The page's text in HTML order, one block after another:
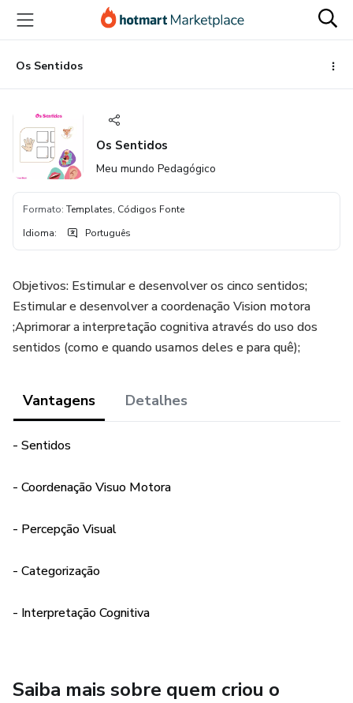
para
conteúdo
principal
para
pagamento
para
rodapé
Os Sentidos
Os Sentidos
Meu mundo Pedagógico
Formato: Templates, Códigos Fonte
Idioma: Português
Objetivos: Estimular e desenvolver os cinco sentidos;
Estimular e desenvolver a coordenação Vision motora
;Aprimorar a interpretação cognitiva através do uso dos
sentidos (como e quando usamos deles e para quê);
Vantagens Detalhes
- Sentidos
- Coordenação Visuo Motora
- Percepção Visual
- Categorização
- Interpretação Cognitiva
Saiba mais sobre quem criou o